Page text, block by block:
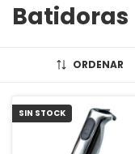
Batidoras
ORDENAR
SIN STOCK